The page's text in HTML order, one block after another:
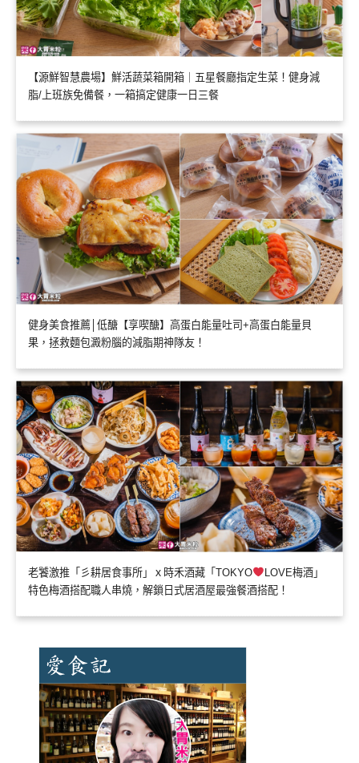
【源鮮智慧農場】鮮活蔬菜箱開箱｜五星餐廳指定生菜！健身減
脂/上班族免備餐，一箱搞定健康一日三餐
健身美食推薦│低醣【享喫醣】高蛋白能量吐司+高蛋白能量貝
果，拯救麵包澱粉腦的減脂期神隊友！
老饕激推「彡耕居食事所」ｘ時禾酒藏「TOKYO
LOVE梅酒」
特色梅酒搭配職人串燒，解鎖日式居酒屋最強餐酒搭配！